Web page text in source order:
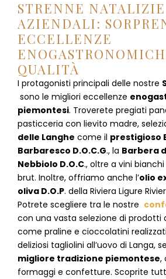
STRENNE NATALIZIE
AZIENDALI:
ECCELLENZE
QUALITÀ
I protagonisti principali delle nostre
sono le migliori eccellenze
piemontesi. Troverete pregiati
pasticceria con lievito madre,
delle Langhe come il prestigioso
Barbaresco D.O.C.G., la Barbera
Nebbiolo D.O.C., oltre a vini
brut. Inoltre, offriamo anche l’olio
oliva D.O.P. della Riviera Ligure
Potrete scegliere tra le nostre
con una vasta selezione di prodotti
come praline e cioccolatini
deliziosi tagliolini all’uovo di Langa,
migliore tradizione piemontese,
formaggi e confetture. Scoprite